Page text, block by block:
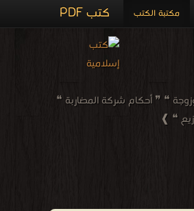
كتب PDF مكتبة الكتب
❝ ❞ أحكام شركة المضاربة ❝
❝ ❱